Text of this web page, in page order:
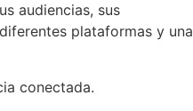
audiencias, sus
plataformas y una
conectada.